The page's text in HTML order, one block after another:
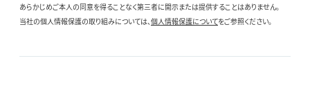
あらかじめご本人の同意を得ることなく第三者に開示または提供することはありません。
当社の個人情報保護の取り組みについては、個人情報保護についてをご参照ください。